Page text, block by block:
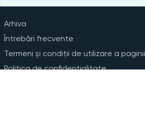
Arhiva
Întrebări frecvente
Termeni și condiții de utilizare a paginii
Politica de confidențialitate